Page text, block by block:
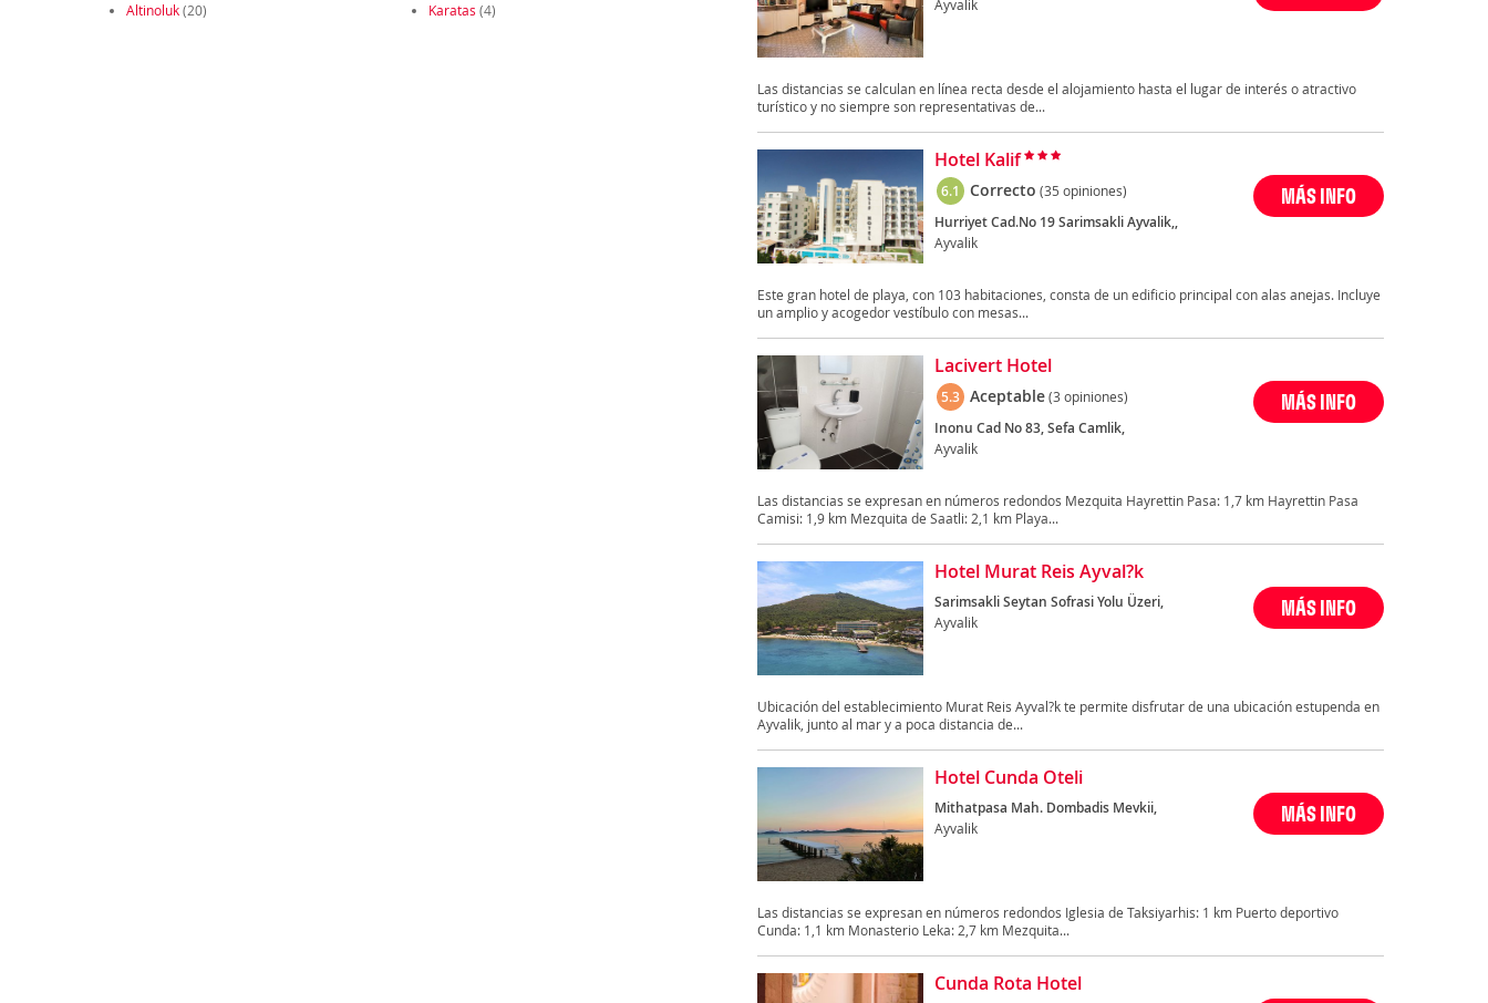
Altinoluk(20) Karatas (4) Ayvalik
Las distancias se calculan en línea recta desde el alojamiento hasta el lugar de interés o atractivo
turístico y no siempre son representativas de...
Hotel Kalif
6.1 Correcto (35 opiniones)
Hurriyet Cad.No 19 Sarimsakli Ayvalik,,
Ayvalik
MÁS INFO
Este gran hotel de playa, con 103 habitaciones, consta de un edificio principal con alas anejas. Incluye
un amplio y acogedor vestíbulo con mesas...
Lacivert Hotel
5.3 Aceptable(3 opiniones)
Inonu Cad No 83, Sefa Camlik,
Ayvalik
MÁS INFO
Las distancias se expresan en números redondos Mezquita Hayrettin Pasa: 1,7 km Hayrettin Pasa
Camisi: 1,9 km Mezquita de Saatli: 2,1 km Playa...
Hotel Murat Reis Ayval?k
Sarimsakli Seytan Sofrasi Yolu Üzeri,
Ayvalik
MÁS INFO
Ubicación del establecimiento Murat Reis Ayval?k te permite disfrutar de una ubicación estupenda en
Ayvalik, junto al mar y a poca distancia de...
Hotel Cunda Oteli
Mithatpasa Mah. Dombadis Mevkii,
Ayvalik
MÁS INFO
Las distancias se expresan en números redondos Iglesia de Taksiyarhis: 1 km Puerto deportivo
Cunda: 1,1 km Monasterio Leka: 2,7 km Mezquita...
Cunda Rota Hotel